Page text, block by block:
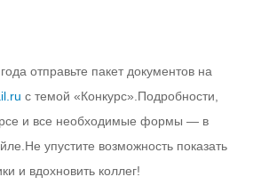
отправьте пакет документов на
с темой «Конкурс».Подробности,
и все необходимые формы — в
упустите возможность показать
и вдохновить коллег!